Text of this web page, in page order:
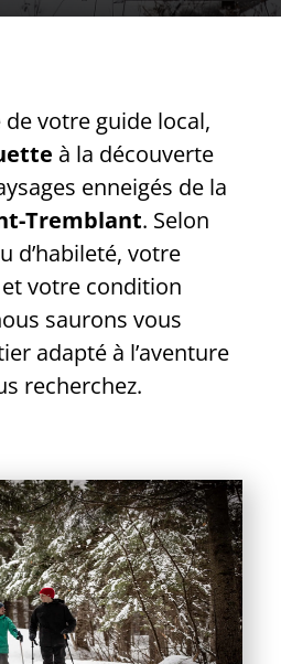
de votre guide local,
à la découverte
enneigés de la
Tremblant. Selon
d’habileté, votre
votre condition
saurons vous
adapté à l’aventure
recherchez.